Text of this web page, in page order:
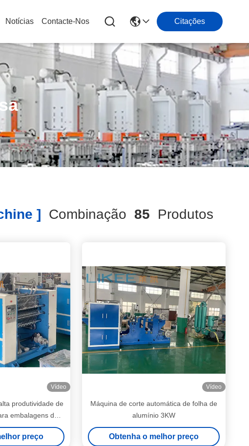
Notícias Contacte-Nos Citações
] Combinação 85 Produtos
Vídeo
produtividade de
embalagens de
preço
Vídeo
Máquina de corte automática de folha de
alumínio 3KW
Obtenha o melhor preço